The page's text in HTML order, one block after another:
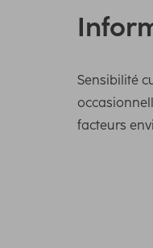
Sensibilité
facteurs